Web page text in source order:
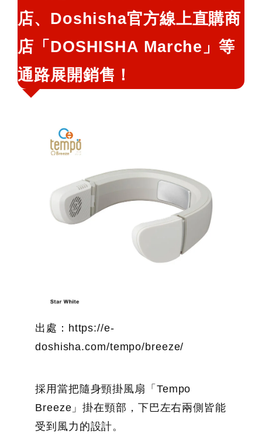
店、Doshisha官方線上直購商
店「DOSHISHA Marche」等
通路展開銷售！
出處：https://e-
doshisha.com/tempo/breeze/
採用當把隨身頸掛風扇「Tempo
Breeze」掛在頸部，下巴左右兩側皆能
受到風力的設計。